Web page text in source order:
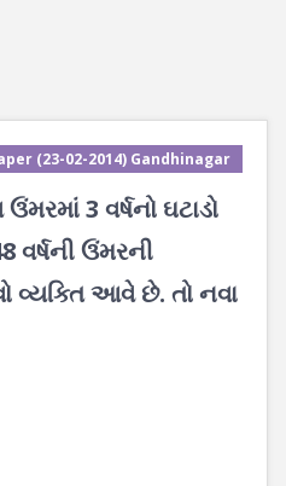
(23-02-2014) Gandhinagar
3 વર્ષનો ઘટાડો
વર્ષની ઉંમરની
વ્યક્તિ આવે છે. તો નવા